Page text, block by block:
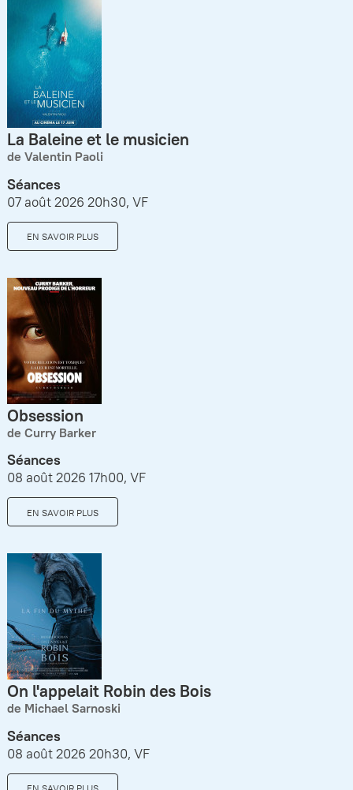
La Baleine et le musicien
de Valentin Paoli
Séances
07 août 2026 20h30, VF
EN SAVOIR PLUS
Obsession
de Curry Barker
Séances
08 août 2026 17h00, VF
EN SAVOIR PLUS
On l'appelait Robin des Bois
de Michael Sarnoski
Séances
08 août 2026 20h30, VF